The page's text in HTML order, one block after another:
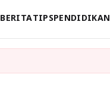
BERITATIPSPENDIDIKAN